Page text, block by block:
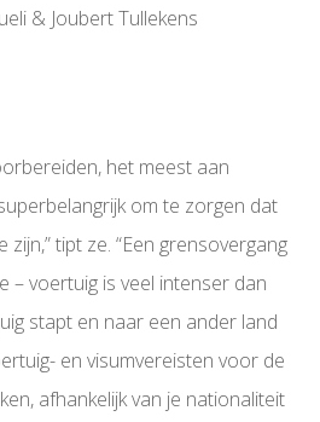
& Joubert Tullekens
het meest aan
om te zorgen dat
tipt ze. “Een grensovergang
– voertuig is veel intenser dan
stapt en naar een ander land
en visumvereisten voor de
afhankelijk van je nationaliteit